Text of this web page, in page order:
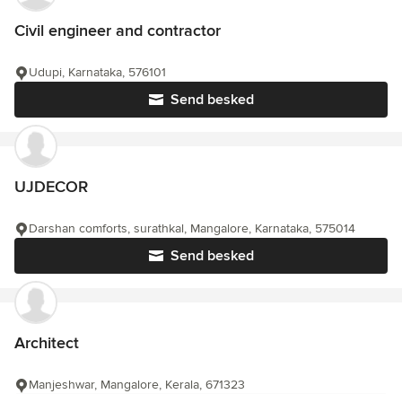
Civil engineer and contractor
Send besked
Udupi, Karnataka, 576101
UJDECOR
Send besked
Darshan comforts, surathkal, Mangalore, Karnataka, 575014
Architect
Manjeshwar, Mangalore, Kerala, 671323